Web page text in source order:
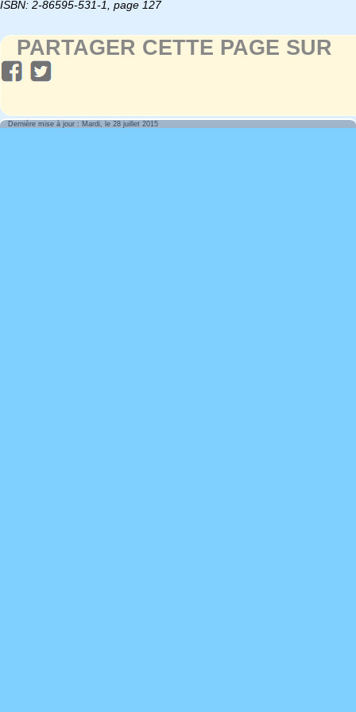
ISBN: 2-86595-531-1, page 127
PARTAGER CETTE PAGE SUR
Dernière mise à jour : Mardi, le 28 juillet 2015